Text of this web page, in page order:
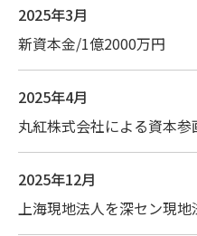
2025年3月
新資本金/1億2000万円
2025年4月
丸紅株式会社による資本参
2025年12月
上海現地法人を深セン現地